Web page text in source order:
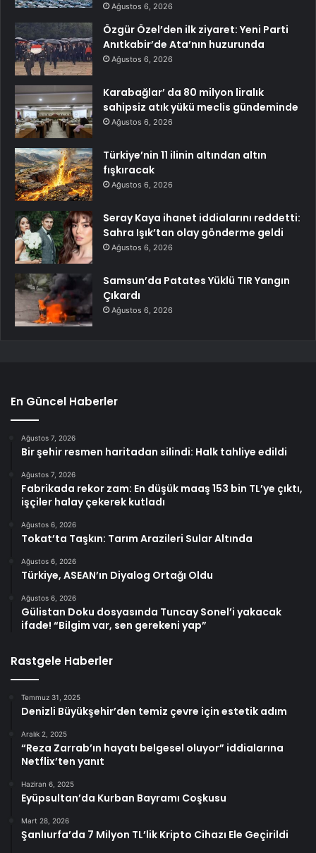
Ağustos 6, 2026
Özgür Özel’den ilk ziyaret: Yeni Parti
Anıtkabir’de Ata’nın huzurunda
Ağustos 6, 2026
Karabağlar’ da 80 milyon liralık
sahipsiz atık yükü meclis gündeminde
Ağustos 6, 2026
Türkiye’nin 11 ilinin altından altın
fışkıracak
Ağustos 6, 2026
Seray Kaya ihanet iddialarını reddetti:
Sahra Işık’tan olay gönderme geldi
Ağustos 6, 2026
Samsun’da Patates Yüklü TIR Yangın
Çıkardı
Ağustos 6, 2026
En Güncel Haberler
Ağustos 7, 2026
Bir şehir resmen haritadan silindi: Halk tahliye edildi
Ağustos 7, 2026
Fabrikada rekor zam: En düşük maaş 153 bin TL’ye çıktı,
işçiler halay çekerek kutladı
Ağustos 6, 2026
Tokat’ta Taşkın: Tarım Arazileri Sular Altında
Ağustos 6, 2026
Türkiye, ASEAN’ın Diyalog Ortağı Oldu
Ağustos 6, 2026
Gülistan Doku dosyasında Tuncay Sonel’i yakacak
ifade! “Bilgim var, sen gerekeni yap”
Rastgele Haberler
Temmuz 31, 2025
Denizli Büyükşehir’den temiz çevre için estetik adım
Aralık 2, 2025
“Reza Zarrab’ın hayatı belgesel oluyor” iddialarına
Netflix’ten yanıt
Haziran 6, 2025
Eyüpsultan’da Kurban Bayramı Coşkusu
Mart 28, 2026
Şanlıurfa’da 7 Milyon TL’lik Kripto Cihazı Ele Geçirildi